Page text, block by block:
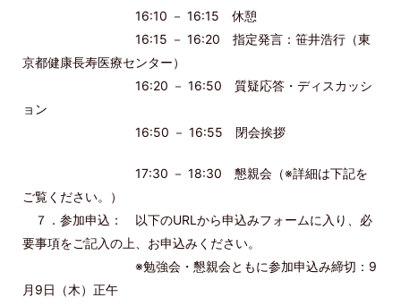
16:10 － 16:15 休憩
16:15 － 16:20 指定発言：笹井浩行（東
京都健康長寿医療センター）
16:20 － 16:50 質疑応答・ディスカッシ
ョン
16:50 － 16:55 閉会挨拶
17:30 － 18:30 懇親会（※詳細は下記を
ご覧ください。）
７．参加申込： 以下のURLから申込みフォームに入り、必
要事項をご記入の上、お申込みください。
※勉強会・懇親会ともに参加申込み締切：9
月9日（木）正午